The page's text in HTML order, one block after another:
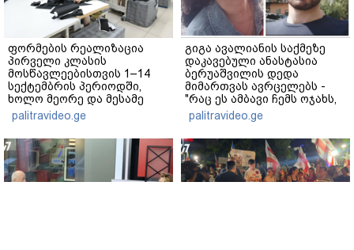
ფორმების რეალიზაცია
პირველი კლასის
მოსწავლეებისთვის 1–14
სექტემბრის პერიოდში,
ხოლო მეორე და მესამე
ეტაპებზე...
palitravideo.ge
გიგა ავალიანის საქმეზე
დაკავებული ანასტასია
ბერუაშვილის დედა
მიმართვას ავრცელებს -
"რაც ეს ამბავი ჩემს ოჯახს,
ჩემს ანასტასიას გადახდა
თავს, მის მერე მე მე არ
ვარ"
palitravideo.ge